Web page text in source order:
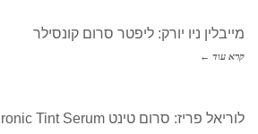
מייבלין ניו יורק: ליפטר סרום קונסילר
קרא עוד ←
לוריאל פריז: סרום טינט Hyaluronic Tint Serum